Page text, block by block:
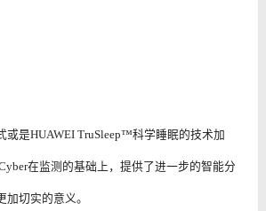
或是HUAWEI TruSleep™科学睡眠的技术加
在监测的基础上，提供了进一步的智能分
切实的意义。